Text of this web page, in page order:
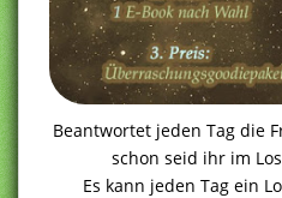
Beantwortet jeden Tag die
schon seid ihr im
Es kann jeden Tag ein